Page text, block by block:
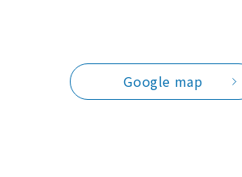
Google map